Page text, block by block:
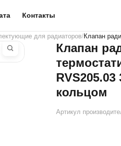
Контакты
для радиаторов Клапан
Клапан
кольцом
Артикул